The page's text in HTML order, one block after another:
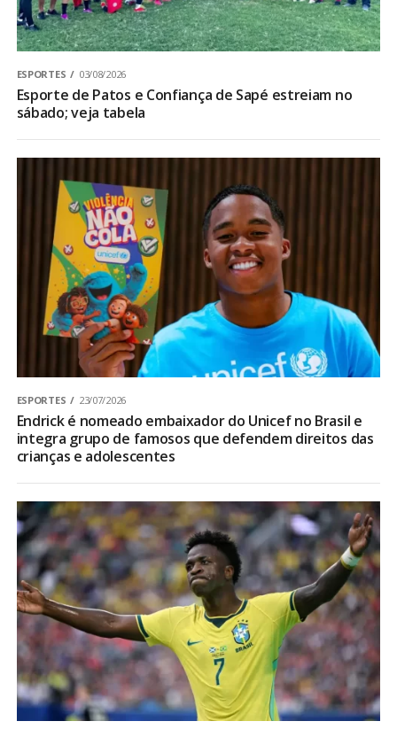
ESPORTES 03/08/2026
Esporte de Patos e Confiança de Sapé estreiam no
sábado; veja tabela
ESPORTES 23/07/2026
Endrick é nomeado embaixador do Unicef no Brasil e
integra grupo de famosos que defendem direitos das
crianças e adolescentes